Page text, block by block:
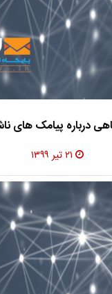
درباره پیامک های
۲۱ تیر ۱۳۹۹